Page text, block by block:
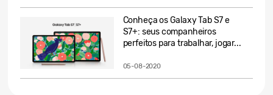
Conheça os Galaxy Tab S7 e
S7+: seus companheiros
perfeitos para trabalhar, jogar...
05-08-2020